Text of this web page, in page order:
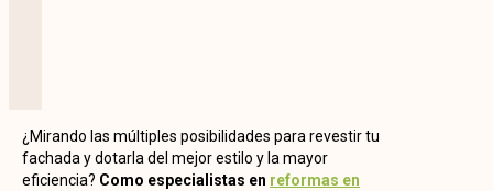
¿Mirando las múltiples posibilidades para revestir tu
fachada y dotarla del mejor estilo y la mayor
eficiencia? Como especialistas en reformas en